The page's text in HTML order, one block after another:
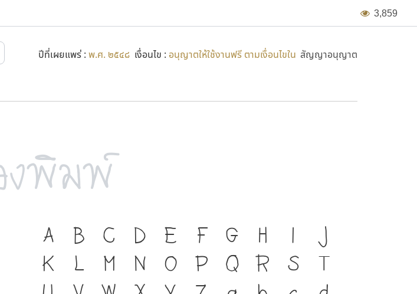
3,859
ปีที่เผยแพร่ : พ.ศ. ๒๕๔๘ เงื่อนไข : อนุญาตให้ใช้งานฟรี ตามเงื่อนไขใน สัญญาอนุญาต
A B C D E F G H I
J
K
L M N O P Q R S
T
ภาษา คือ เครื่องมือสำคัญที่ทำให้ความเป็น
ชาติดำรงอยู่ได้ ภาษา คือ สะพานเชื่อมตัวตน